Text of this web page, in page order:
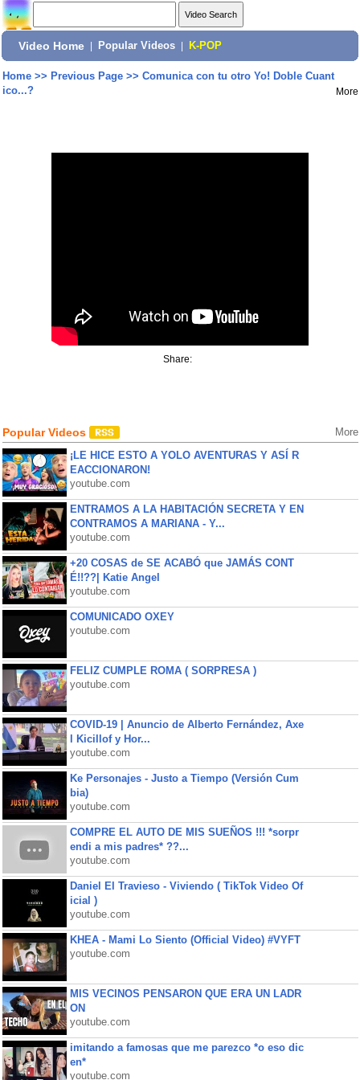
Video Home Popular Videos K-POP
Home>> Previous Page>> Comunica con tu otro Yo! Doble Cuant
ico...?
More
Share:
Popular Videos More
¡LE HICE ESTO A YOLO AVENTURAS Y ASÍ R
EACCIONARON!
youtube.com
ENTRAMOS A LA HABITACIÓN SECRETA Y EN
CONTRAMOS A MARIANA - Y...
youtube.com
+20 COSAS de SE ACABÓ que JAMÁS CONT
É!!??| Katie Angel
youtube.com
COMUNICADO OXEY
youtube.com
FELIZ CUMPLE ROMA ( SORPRESA )
youtube.com
COVID-19 | Anuncio de Alberto Fernández, Axe
l Kicillof y Hor...
youtube.com
Ke Personajes - Justo a Tiempo (Versión Cum
bia)
youtube.com
COMPRE EL AUTO DE MIS SUEÑOS !!! *sorpr
endi a mis padres* ??...
youtube.com
Daniel El Travieso - Viviendo ( TikTok Video Of
icial )
youtube.com
KHEA - Mami Lo Siento (Official Video) #VYFT
youtube.com
MIS VECINOS PENSARON QUE ERA UN LADR
ON
youtube.com
imitando a famosas que me parezco *o eso dic
en*
youtube.com